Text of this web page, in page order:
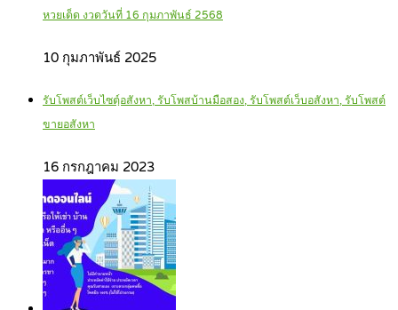
หวยเด็ด งวดวันที่ 16 กุมภาพันธ์ 2568
10 กุมภาพันธ์ 2025
รับโพสต์เว็บไซตฺ์อสังหา, รับโพสบ้านมือสอง, รับโพสต์เว็บอสังหา, รับโพสต์
ขายอสังหา
16 กรกฎาคม 2023